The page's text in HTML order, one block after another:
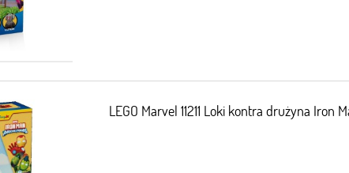
LEGO Marvel 11211 Loki kontra drużyna Iron